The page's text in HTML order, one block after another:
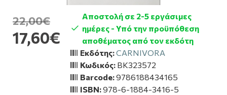
17,60€
22,00€
Αποστολή σε 2-5 εργάσιμες
ημέρες - Υπό την προϋπόθεση
αποθέματος από τον εκδότη
Εκδότης:CARNIVORA
Κωδικός: BK323572
Barcode:9786188434165
ISBN:978-6-1884-3416-5